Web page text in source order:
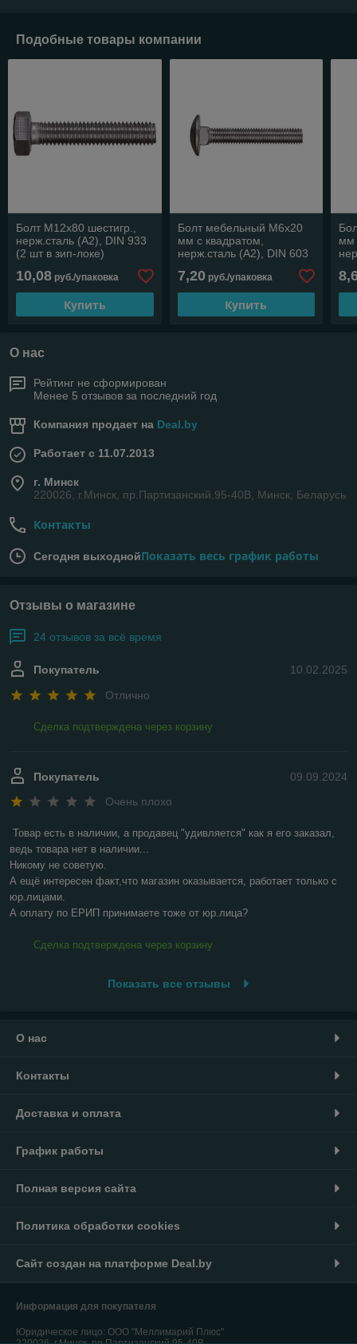
Подобные товары компании
Болт М12х80 шестигр.,
нерж.сталь (А2), DIN 933
(2 шт в зип-локе)
10,08 руб./упаковка
Купить
Болт мебельный М6х20
мм с квадратом,
нерж.сталь (А2), DIN 603
STARFIX
7,20руб./упаковка
Купить
мм
О нас
Рейтинг не сформирован
Менее 5 отзывов за последний год
Компания продает на Deal.by
Работает с 11.07.2013
г. Минск
220026, г.Минск, пр.Партизанский,95-40В, Минск, Беларусь
Контакты
Сегодня выходнойПоказать весь график работы
Отзывы о магазине
24 отзывов за всё время
10.02.2025
Покупатель
Отлично
Сделка подтверждена через корзину
09.09.2024
Покупатель
Очень плохо
Товар есть в наличии, а продавец "удивляется" как я его заказал,
ведь товара нет в наличии...
Никому не советую.
А ещё интересен факт,что магазин оказывается, работает только с
юр.лицами.
А оплату по ЕРИП принимаете тоже от юр.лица?
Сделка подтверждена через корзину
Показать все отзывы
О нас
Контакты
Доставка и оплата
График работы
Полная версия сайта
Политика обработки cookies
Сайт создан на платформе Deal.by
Информация для покупателя
Юридическое лицо: ООО "Меллимарий Плюс"